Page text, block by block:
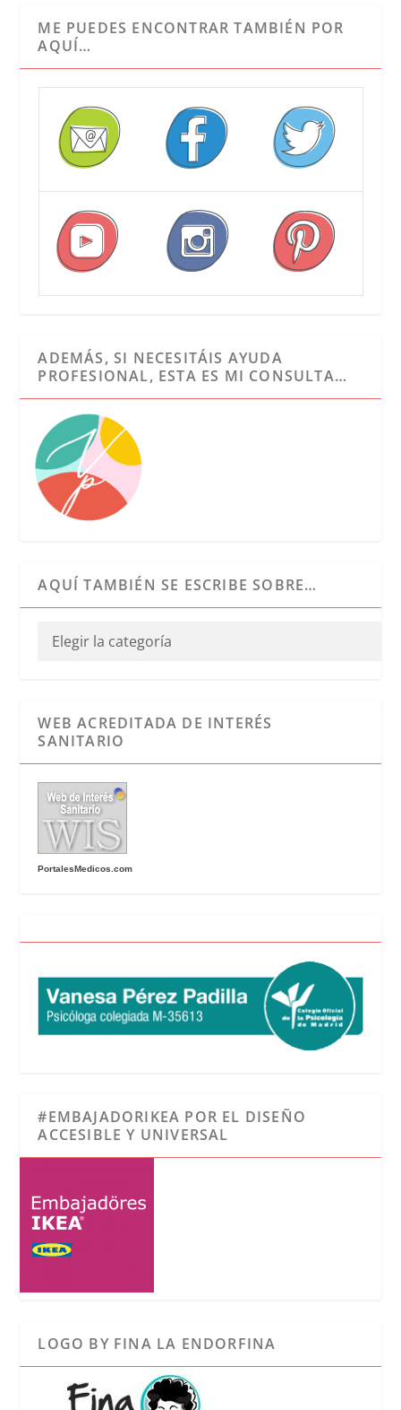
ME PUEDES ENCONTRAR TAMBIÉN POR
AQUÍ…
ADEMÁS, SI NECESITÁIS AYUDA
PROFESIONAL, ESTA ES MI CONSULTA…
AQUÍ TAMBIÉN SE ESCRIBE SOBRE…
WEB ACREDITADA DE INTERÉS
SANITARIO
PortalesMedicos.com
#EMBAJADORIKEA POR EL DISEÑO
ACCESIBLE Y UNIVERSAL
LOGO BY FINA LA ENDORFINA